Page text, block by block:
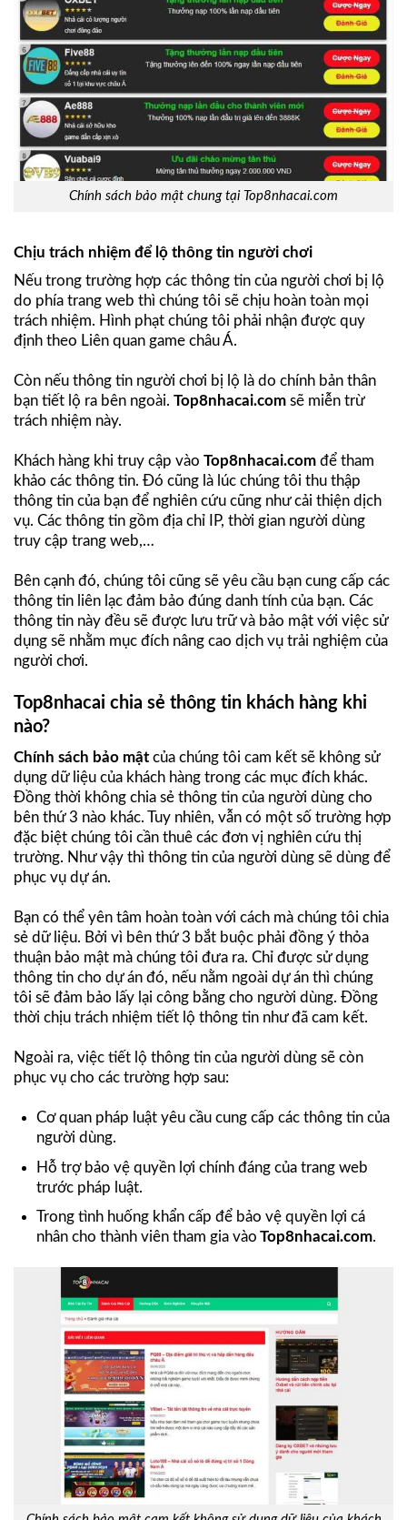
Chính sách bảo mật chung tại Top8nhacai.com
Chịu trách nhiệm để lộ thông tin người chơi
Nếu trong trường hợp các thông tin của người chơi bị lộ
do phía trang web thì chúng tôi sẽ chịu hoàn toàn mọi
trách nhiệm. Hình phạt chúng tôi phải nhận được quy
định theo Liên quan game châu Á.
Còn nếu thông tin người chơi bị lộ là do chính bản thân
bạn tiết lộ ra bên ngoài. Top8nhacai.com sẽ miễn trừ
trách nhiệm này.
Khách hàng khi truy cập vào Top8nhacai.com để tham
khảo các thông tin. Đó cũng là lúc chúng tôi thu thập
thông tin của bạn để nghiên cứu cũng như cải thiện dịch
vụ. Các thông tin gồm địa chỉ IP, thời gian người dùng
truy cập trang web,…
Bên cạnh đó, chúng tôi cũng sẽ yêu cầu bạn cung cấp các
thông tin liên lạc đảm bảo đúng danh tính của bạn. Các
thông tin này đều sẽ được lưu trữ và bảo mật với việc sử
dụng sẽ nhằm mục đích nâng cao dịch vụ trải nghiệm của
người chơi.
Top8nhacai chia sẻ thông tin khách hàng khi
nào?
Chính sách bảo mật của chúng tôi cam kết sẽ không sử
dụng dữ liệu của khách hàng trong các mục đích khác.
Đồng thời không chia sẻ thông tin của người dùng cho
bên thứ 3 nào khác. Tuy nhiên, vẫn có một số trường hợp
đặc biệt chúng tôi cần thuê các đơn vị nghiên cứu thị
trường. Như vậy thì thông tin của người dùng sẽ dùng để
phục vụ dự án.
Bạn có thể yên tâm hoàn toàn với cách mà chúng tôi chia
sẻ dữ liệu. Bởi vì bên thứ 3 bắt buộc phải đồng ý thỏa
thuận bảo mật mà chúng tôi đưa ra. Chỉ được sử dụng
thông tin cho dự án đó, nếu nằm ngoài dự án thì chúng
tôi sẽ đảm bảo lấy lại công bằng cho người dùng. Đồng
thời chịu trách nhiệm tiết lộ thông tin như đã cam kết.
Ngoài ra, việc tiết lộ thông tin của người dùng sẽ còn
phục vụ cho các trường hợp sau:
Cơ quan pháp luật yêu cầu cung cấp các thông tin của
người dùng.
Hỗ trợ bảo vệ quyền lợi chính đáng của trang web
trước pháp luật.
Trong tình huống khẩn cấp để bảo vệ quyền lợi cá
nhân cho thành viên tham gia vào Top8nhacai.com.